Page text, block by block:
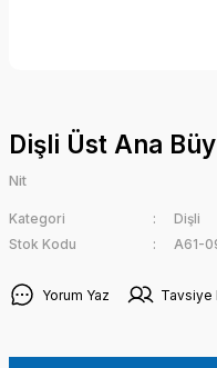
Dişli Üst Ana
Nit
Kategori
Dişli
Stok Kodu
A61-
Yorum Yaz Tavsiye